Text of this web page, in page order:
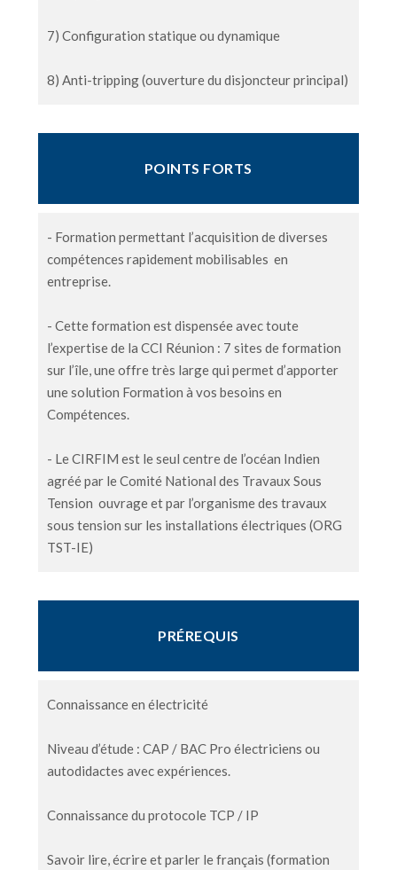
7) Configuration statique ou dynamique
8) Anti-tripping(ouverture du disjoncteur principal)
POINTS FORTS
- Formation permettant l’acquisition de diverses
compétences rapidement mobilisables en
entreprise.​
- Cette formation est dispensée avec toute
l’expertise de la CCI Réunion : 7 sites de formation
sur l’île, une offre très large qui permet d’apporter
une solution Formation à vos besoins en
Compétences.
- Le CIRFIM est le seul centre de l’océan Indien
agréé par le Comité National des Travaux Sous
Tension ouvrage et par l’organisme des travaux
sous tension sur les installations électriques (ORG
TST-IE)
PRÉREQUIS
Connaissance en électricité
Niveau d’étude : CAP / BAC Pro électriciens ou
autodidactes avec expériences.
Connaissance du protocole TCP / IP
Savoir lire, écrire et parler le français (formation